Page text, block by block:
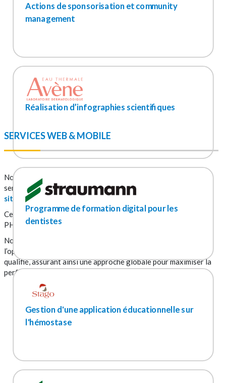
Actions de sponsorisation et community
management
Réalisation d’infographies scientifiques
Programme de formation digital pour les
dentistes
Gestion d'une application éducationnelle sur
l'hémostase
SERVICES WEB & MOBILE
Nous mettons à votre disposition une gamme complète de
services englobant la création, la refonte et l’optimisation de
sites web et d’applications.
Ces services s’étendent à des plateformes variées telles que
PHP, iOS et Android.
Notre offre comprend des actions complémentaires, telles que
l’optimisation du référencement SEO et la génération de trafic
qualifié, assurant ainsi une approche globale pour maximiser la
performance de vos plateformes digitales.